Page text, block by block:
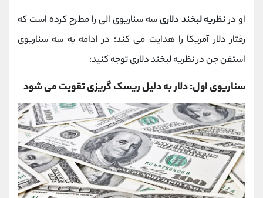
او درنظریه لبخند دلاریسه سناریوی الی را مطرح کرده است که
رفتار دلار آمریکا را هدایت می‌ کند؛ در ادامه به سه سناریوی
استفن جن در نظریه لبخند دلاری توجه کنید:
سناریوی اول: دلار به دلیل ریسک گریزی تقویت می‌ شود